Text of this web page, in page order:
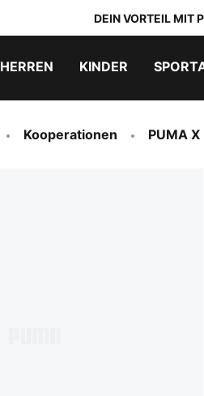
DEIN VORTEIL MIT
HERREN KINDER
Kooperationen PUMA X